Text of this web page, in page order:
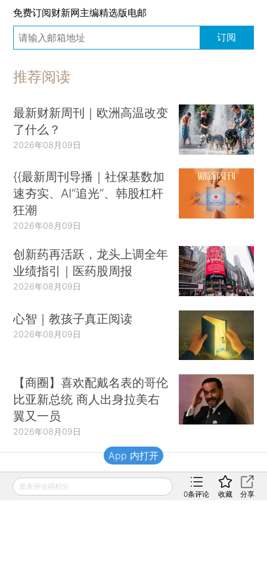
免费订阅财新网主编精选版电邮
订阅
推荐阅读
最新财新周刊｜欧洲高温改变
了什么？
2026年08月09日
{{最新周刊导播｜社保基数加
速夯实、AI“追光”、韩股杠杆
狂潮
2026年08月09日
创新药再活跃，龙头上调全年
业绩指引｜医药股周报
2026年08月09日
心智｜教孩子真正阅读
2026年08月09日
【商圈】喜欢配戴名表的哥伦
比亚新总统 商人出身拉美右
翼又一员
2026年08月09日
财新移动
发表评论得积分
0条评论 收藏 分享
App 内打开